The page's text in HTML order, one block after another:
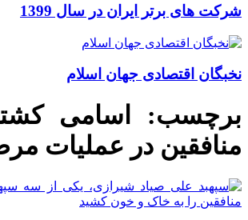
شرکت های برتر ایران در سال 1399
نخبگان اقتصادی جهان اسلام
برچسب:
اسامی
منافقین در عملیات